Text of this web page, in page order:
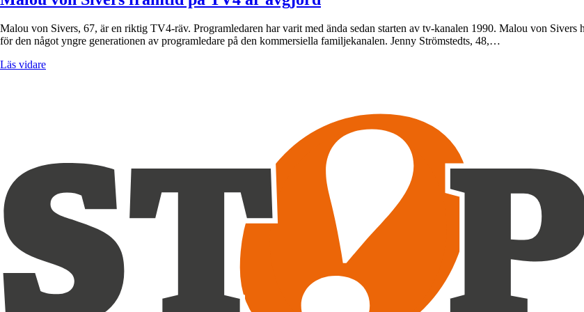
Malou von Sivers, 67, är en riktig TV4-räv. Programledaren har varit med ända sedan starten av tv-kanalen 1990. Malou von
för den något yngre generationen av programledare på den kommersiella familjekanalen. Jenny Strömstedts, 48,…
Läs vidare